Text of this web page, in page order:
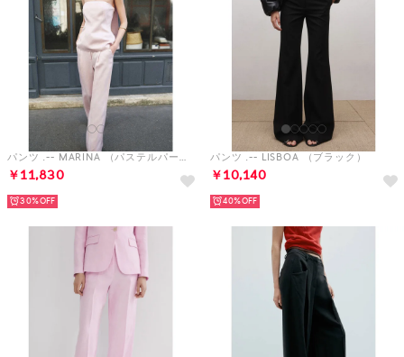
パンツ .-- MARINA （パステルパープル）
￥11,830
30%
パンツ .-- LISBOA （ブラック）
￥10,140
40%